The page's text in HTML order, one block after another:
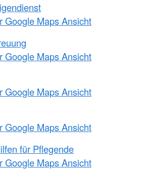
Google Maps Ansicht
Google Maps Ansicht
Google Maps Ansicht
Google Maps Ansicht
für Pflegende
Google Maps Ansicht